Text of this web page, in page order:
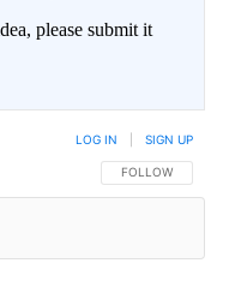
please submit it
FOLLOW THIS
FOLLOW
LOG IN SIGN UP